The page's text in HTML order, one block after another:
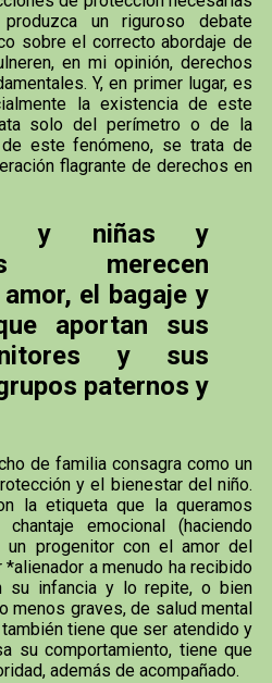
un riguroso debate
sobre el correcto abordaje de
en mi opinión, derechos
Y, en primer lugar, es
la existencia de este
solo del perímetro o de la
este fenómeno, se trata de
flagrante de derechos en
y niñas y
merecen
el bagaje y
aportan sus
y sus
paternos y
de familia consagra como un
y el bienestar del niño.
la etiqueta que la queramos
emocional (haciendo
un progenitor con el amor del
a menudo ha recibido
su infancia y lo repite, o bien
menos graves, de salud mental
tiene que ser atendido y
su comportamiento, tiene que
además de acompañado.